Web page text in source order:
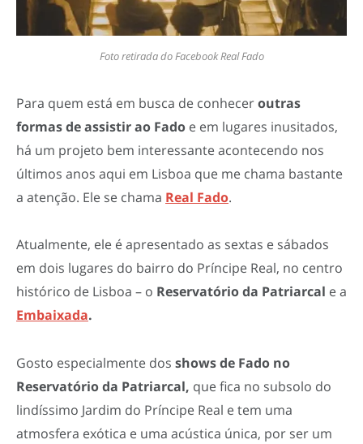
Foto retirada do Facebook Real Fado
Para quem está em busca de conheceroutras
formas de assistir ao Fado e em lugares inusitados,
há um projeto bem interessante acontecendo nos
últimos anos aqui em Lisboa que me chama bastante
a atenção. Ele se chama Real Fado.
Atualmente, ele é apresentado as sextas e sábados
em dois lugares do bairro do Príncipe Real, no centro
histórico de Lisboa – o Reservatório da Patriarcal e a
Embaixada.
Gosto especialmente dos shows de Fado no
Reservatório da Patriarcal, que fica no subsolo do
lindíssimo Jardim do Príncipe Real e tem uma
atmosfera exótica e uma acústica única, por ser um